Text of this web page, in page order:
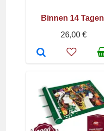
Binnen 14 Tagen
26,00 €